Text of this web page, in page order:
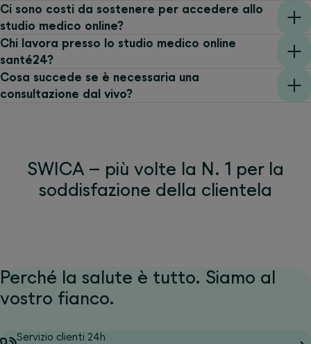
Ci sono costi da sostenere per accedere allo
studio medico online?
Chi lavora presso lo studio medico online
santé24?
Cosa succede se è necessaria una
consultazione dal vivo?
SWICA – più volte la N. 1 per la
soddisfazione della clientela
Perché la salute è tutto. Siamo al
vostro fianco.
Servizio clienti 24h